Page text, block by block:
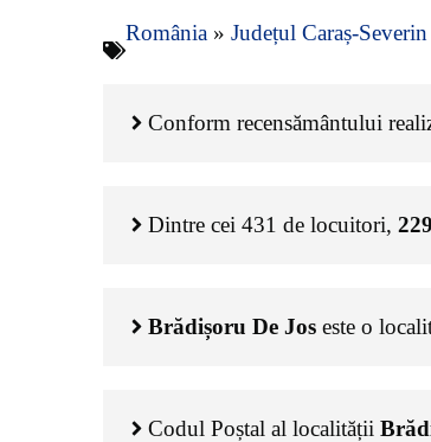
România » Județul Caraș-Severin
Conform recensământului
Dintre cei 431 de locuitori, 229
Brădișoru De Jos este o
Codul Poștal al localității